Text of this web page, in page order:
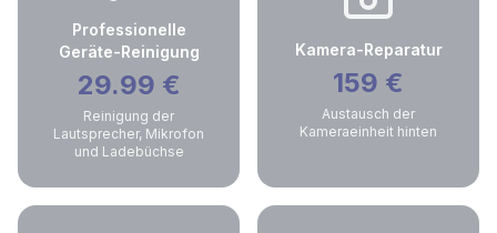
Professionelle
Geräte-Reinigung
29.99 €
Reinigung der
Lautsprecher, Mikrofon
und Ladebüchse
Kamera-Reparatur
159 €
Austausch der
Kameraeinheit hinten